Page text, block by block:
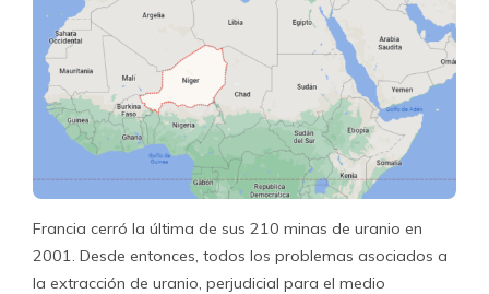
Francia cerró la última de sus 210 minas de uranio en
2001. Desde entonces, todos los problemas asociados a
la extracción de uranio, perjudicial para el medio